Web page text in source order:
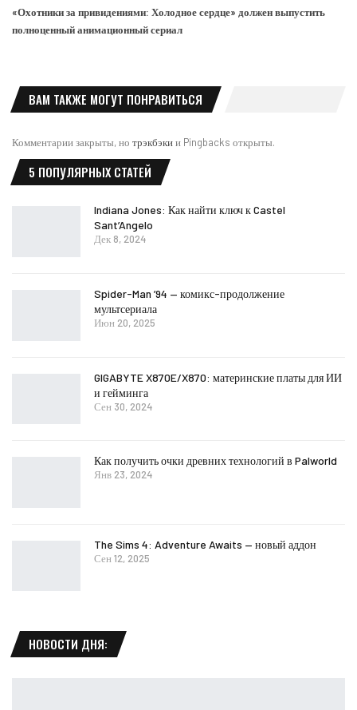
«Охотники за привидениями: Холодное сердце» должен выпустить
полноценный анимационный сериал
ВАМ ТАКЖЕ МОГУТ ПОНРАВИТЬСЯ
Комментарии закрыты, но трэкбэкии Pingbacks открыты.
5 ПОПУЛЯРНЫХ СТАТЕЙ
Indiana Jones: Как найти ключ к Castel
Sant’Angelo
Дек 8, 2024
Spider-Man ’94 — комикс-продолжение
мультсериала
Июн 20, 2025
GIGABYTE X870E/X870: материнские платы для ИИ
и гейминга
Сен 30, 2024
Как получить очки древних технологий в Palworld
Янв 23, 2024
The Sims 4: Adventure Awaits — новый аддон
Сен 12, 2025
НОВОСТИ ДНЯ: